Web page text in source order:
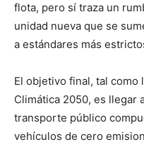
flota, pero sí traza un
unidad nueva que se
a estándares más
El objetivo final, tal como
Climática 2050, es llegar
transporte público
vehículos de cero